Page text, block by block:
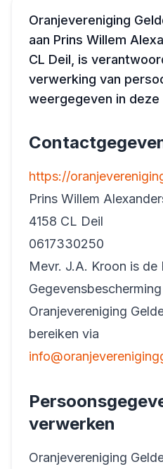
Oranjevereniging
aan Prins Willem
CL Deil, is
verwerking van
weergegeven in
https://
Prins Willem
4158 CL Deil
0617330250
Mevr. J.A. Kroon is de
Oranjevereniging
bereiken via
verwerken
Oranjevereniging